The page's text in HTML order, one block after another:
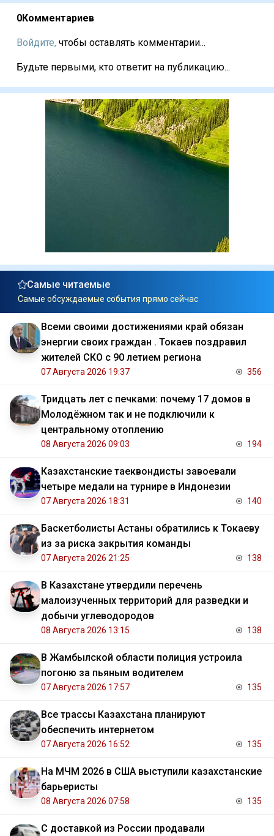
0Комментариев
Войдите, чтобы оставлять комментарии...
Будьте первыми, кто ответит на публикацию...
Самые читаемые
Самые обсуждаемые события прямо сейчас
Всеми своими достижениями край обязан
энергии своих граждан . Токаев поздравил
жителей СКО с 90 летием региона
07 Августа 2026 19:37 356
Тридцать лет с печками: почему 17 домов в
Молодёжном так и не подключили к
центральному отоплению
08 Августа 2026 09:03 194
Казахстанские таеквондисты завоевали
четыре медали на турнире в Индонезии
07 Августа 2026 18:31 140
Баскетболисты Астаны обратились к Токаеву
из за риска закрытия команды
07 Августа 2026 21:25 138
В Казахстане утвердили перечень
малоизученных территорий для разведки и
добычи углеводородов
08 Августа 2026 13:15 138
В Жамбылской области полиция устроила
погоню за пьяным водителем
07 Августа 2026 17:57 135
Все трассы Казахстана планируют
обеспечить интернетом
07 Августа 2026 16:52 135
На МЧМ 2026 в США выступили казахстанские
барьеристы
08 Августа 2026 07:58 135
С доставкой из России продавали